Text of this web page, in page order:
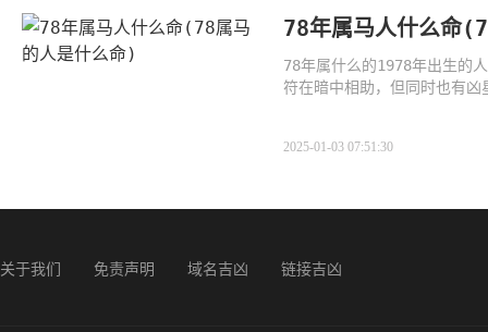
78年属马人什么命
78年属什么的1978年出生的
符在暗中相助，但同时也有
2025-01-03 07:51:30
关于我们 免责声明 域名吉凶 链接吉凶